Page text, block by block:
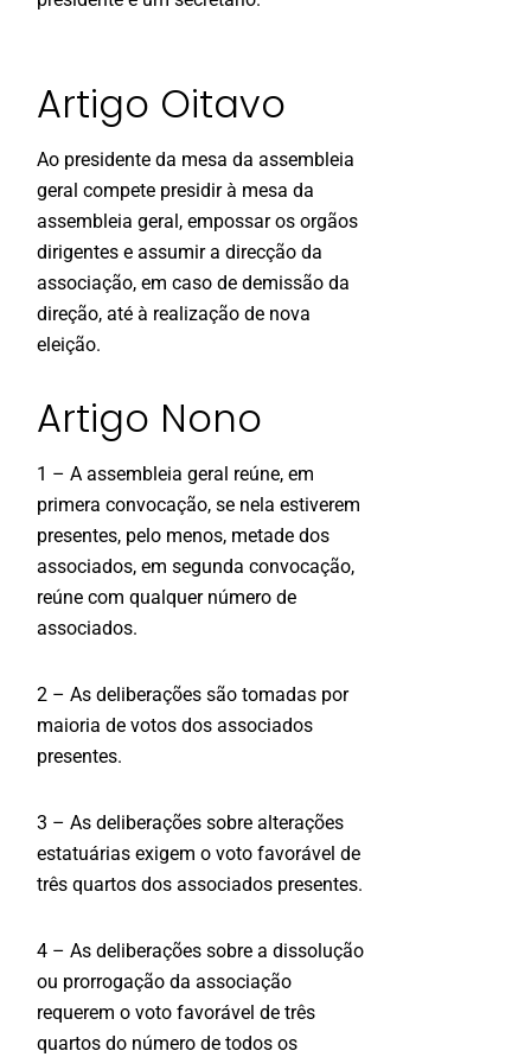
Artigo Oitavo
Ao presidente da mesa da assembleia
geral compete presidir à mesa da
assembleia geral, empossar os orgãos
dirigentes e assumir a direcção da
associação, em caso de demissão da
direção, até à realização de nova
eleição.
Artigo Nono
1 – A assembleia geral reúne, em
primera convocação, se nela estiverem
presentes, pelo menos, metade dos
associados, em segunda convocação,
reúne com qualquer número de
associados.
2 – As deliberações são tomadas por
maioria de votos dos associados
presentes.
3 – As deliberações sobre alterações
estatuárias exigem o voto favorável de
três quartos dos associados presentes.
4 – As deliberações sobre a dissolução
ou prorrogação da associação
requerem o voto favorável de três
quartos do número de todos os